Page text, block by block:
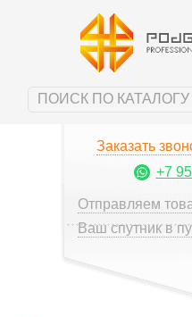
Заказать
+7
Отправляем
Ваш спутник в